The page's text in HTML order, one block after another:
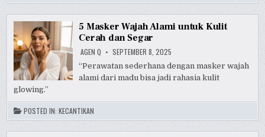
5 Masker Wajah Alami untuk Kulit
Cerah dan Segar
AGEN Q SEPTEMBER 8, 2025
“Perawatan sederhana dengan masker wajah
alami dari madu bisa jadi rahasia kulit
glowing.”
POSTED IN:KECANTIKAN